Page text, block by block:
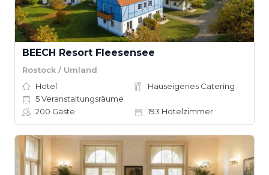
BEECH Resort Fleesensee
Rostock / Umland
Hotel
Hauseigenes Catering
5Veranstaltungsräume
200 Gäste 193 Hotelzimmer